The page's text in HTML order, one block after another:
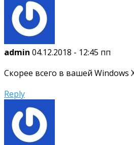
admin 04.12.2018 - 12:45 пп
Скорее всего в вашей Windows
Reply